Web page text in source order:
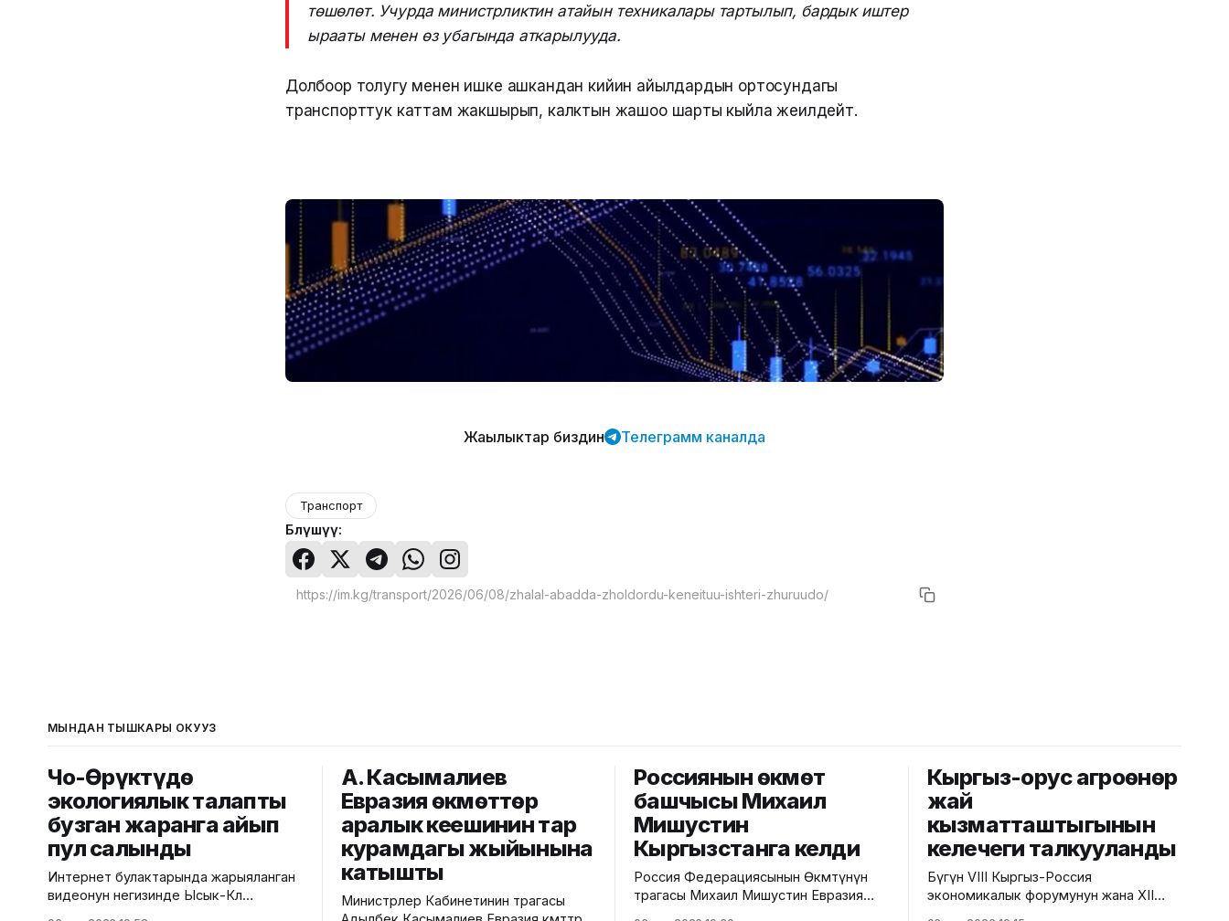
төшөлөт. Учурда министрликтин атайын техникалары тартылып, бардык иштер
ырааты менен өз убагында аткарылууда.
Долбоор толугу менен ишке ашкандан кийин айылдардын ортосундагы
транспорттук каттам жакшырып, калктын жашоо шарты кыйла жеңилдейт.
Жаңылыктар биздин Телеграмм каналда
Транспорт
Бөлүшүү:
МЫНДАН ТЫШКАРЫ ОКУҢУЗ
Чоң-Өрүктүдө
экологиялык талапты
бузган жаранга айып
пул салынды
Интернет булактарында жарыяланган
видеонун негизинде Ысык-Көл
А. Касымалиев
Евразия өкмөттөр
аралык кеңешинин тар
курамдагы жыйынына
катышты
Министрлер Кабинетинин төрагасы
Россиянын өкмөт
башчысы Михаил
Мишустин
Кыргызстанга келди
Россия Федерациясынын Өкмөтүнүн
төрагасы Михаил Мишустин Евразия
Кыргыз-орус агроөнөр
жай
кызматташтыгынын
келечеги талкууланды
Бүгүн VIII Кыргыз-Россия
экономикалык форумунун жана XII